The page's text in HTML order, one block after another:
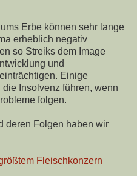
Erbe können sehr lange
erheblich negativ
so Streiks dem Image
und
Einige
Insolvenz führen, wenn
folgen.
deren Folgen haben wir
Fleischkonzern